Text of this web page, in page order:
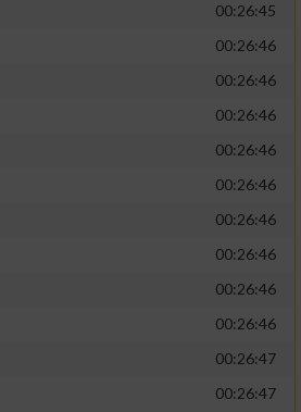
00:26:45
00:26:46
00:26:46
00:26:46
00:26:46
00:26:46
00:26:46
00:26:46
00:26:46
00:26:46
00:26:47
00:26:47